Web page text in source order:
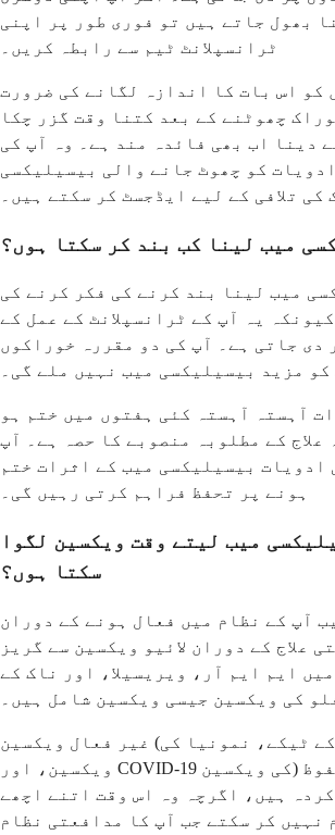
بھول جاتے ہیں تو فوری طور پر اپنی
ٹرانسپلانٹ ٹیم سے رابطہ کریں۔
کو اس بات کا اندازہ لگانے کی ضرورت
چھوٹنے کے بعد کتنا وقت گزر چکا
دینا اب بھی فائدہ مند ہے۔ وہ آپ کی
کو چھوٹ جانے والی بیسیلیکسی
کی تلافی کے لیے ایڈجسٹ کر سکتے ہیں۔
میب لینا کب بند کر سکتا ہوں؟
میب لینا بند کرنے کی فکر کرنے کی
یہ آپ کے ٹرانسپلانٹ کے عمل کے
دی جاتی ہے۔ آپ کی دو مقررہ خوراکوں
مزید بیسیلیکسی میب نہیں ملے گی۔
آہستہ آہستہ کئی ہفتوں میں ختم ہو
علاج کے مطلوبہ منصوبے کا حصہ ہے۔ آپ
ادویات بیسیلیکسی میب کے اثرات ختم
ہونے پر تحفظ فراہم کرتی رہیں گی۔
میب لیتے وقت ویکسین لگوا
سکتا ہوں؟
آپ کے نظام میں فعال ہونے کے دوران
علاج کے دوران لائیو ویکسین سے گریز
ایم ایم آر، ویریسیلا، اور ناک کے
کی ویکسین جیسی ویکسین شامل ہیں۔
غیر فعال ویکسین (جیسے فلو کے ٹیکے، نمونیا کی
ویکسین، اور COVID-19 کی ویکسین) عام طور پر محفوظ
ہیں، اگرچہ وہ اس وقت اتنے اچھے
نہیں کر سکتے جب آپ کا مدافعتی نظام